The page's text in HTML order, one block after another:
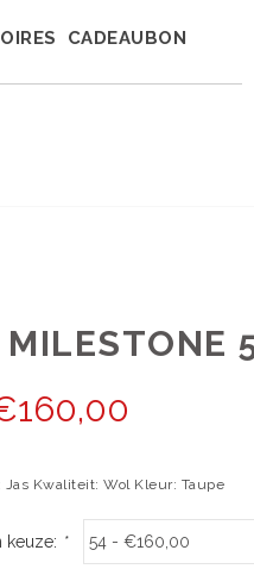
CADEAUBON
MILESTONE
160,00
Jas Kwaliteit: Wol Kleur: Taupe
keuze: *